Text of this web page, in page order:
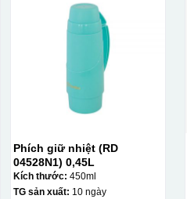
Phích giữ nhiệt (RD
04528N1) 0,45L
Kích thước: 450ml
TG sản xuất: 10 ngày